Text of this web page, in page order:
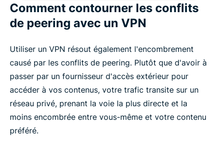
Comment contourner les conflits
de peering avec un VPN
Utiliser un VPN résout également l'encombrement
causé par les conflits de peering. Plutôt que d'avoir à
passer par un fournisseur d'accès extérieur pour
accéder à vos contenus, votre trafic transite sur un
réseau privé, prenant la voie la plus directe et la
moins encombrée entre vous-même et votre contenu
préféré.